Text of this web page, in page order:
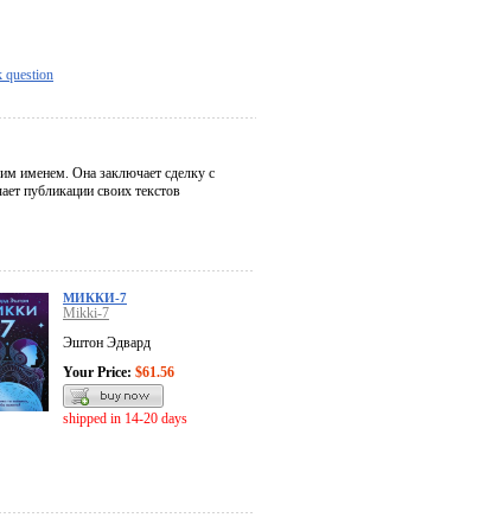
question
именем. Она заключает сделку с
публикации своих текстов
МИККИ-7
Mikki-7
Эштон Эдвард
Your Price: $61.56
shipped in 14-20 days